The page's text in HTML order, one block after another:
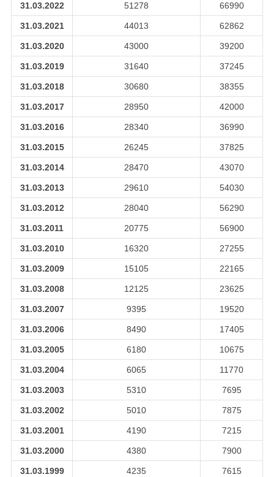
31.03.2022 51278 66990
31.03.2021 44013 62862
31.03.2020 43000 39200
31.03.2019 31640 37245
31.03.2018 30680 38355
31.03.2017 28950 42000
31.03.2016 28340 36990
31.03.2015 26245 37825
31.03.2014 28470 43070
31.03.2013 29610 54030
31.03.2012 28040 56290
31.03.2011 20775 56900
31.03.2010 16320 27255
31.03.2009 15105 22165
31.03.2008 12125 23625
31.03.2007 9395 19520
31.03.2006 8490 17405
31.03.2005 6180 10675
31.03.2004 6065 11770
31.03.2003 5310 7695
31.03.2002 5010 7875
31.03.2001 4190 7215
31.03.2000 4380 7900
31.03.1999 4235 7615